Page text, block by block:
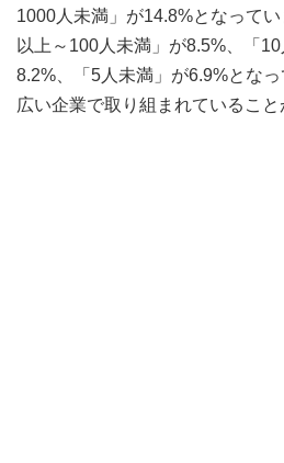
1000人未満」が14.8%となって
以上～100人未満」が8.5%、「
8.2%、「5人未満」が6.9%とな
広い企業で取り組まれていること